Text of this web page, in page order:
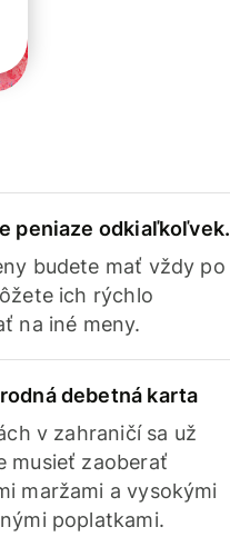
peniaze odkiaľkoľvek.
budete mať vždy po
ich rýchlo
na iné meny.
debetná karta
v zahraničí sa už
musieť zaoberať
maržami a vysokými
poplatkami.